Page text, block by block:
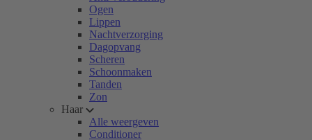
Ogen
Lippen
Nachtverzorging
Dagopvang
Scheren
Schoonmaken
Tanden
Zon
Haar
Alle weergeven
Conditioner